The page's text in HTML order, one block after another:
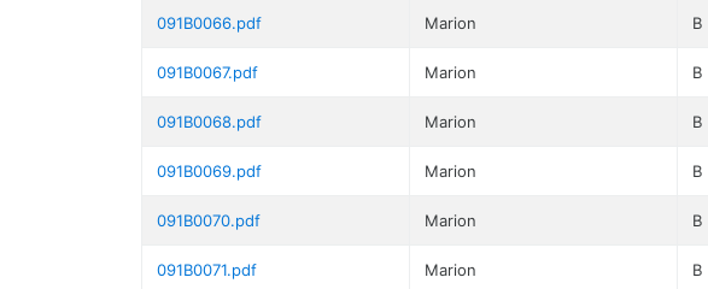
091B0066.pdf Marion B
091B0067.pdf Marion B
091B0068.pdf Marion B
091B0069.pdf Marion B
091B0070.pdf Marion B
091B0071.pdf Marion B